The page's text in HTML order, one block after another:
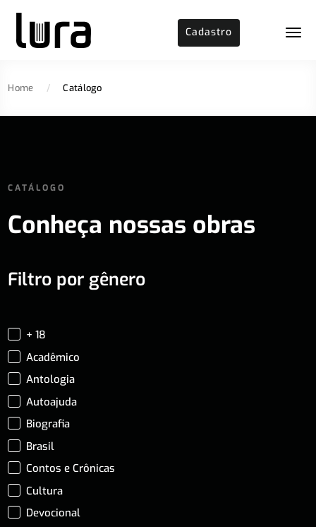
Cadastro
Home / Catálogo
CATÁLOGO
Conheça nossas obras
Filtro por gênero
+ 18
Acadêmico
Antologia
Autoajuda
Biografia
Brasil
Contos e Crônicas
Cultura
Devocional